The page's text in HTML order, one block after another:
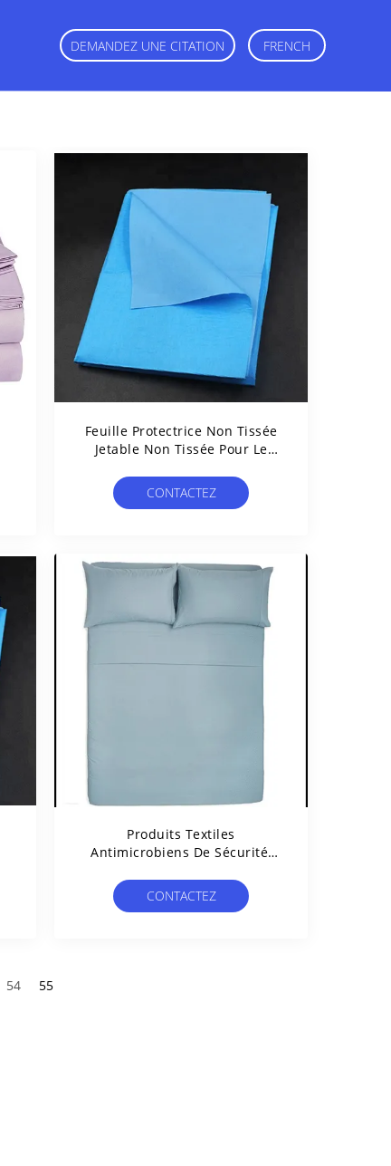
DEMANDEZ UNE CITATION FRENCH
Feuille Protectrice Non Tissée
Jetable Non Tissée Pour Le
CONTACTEZ
Produits Textiles
Antimicrobiens De Sécurité,
Coton Antibactérien
CONTACTEZ
54 55